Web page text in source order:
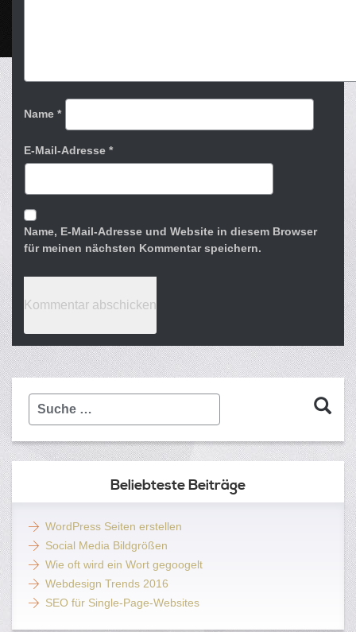
Name *
E-Mail-Adresse *
Name, E-Mail-Adresse und Website in diesem Browser
für meinen nächsten Kommentar speichern.
Suche
Beliebteste Beiträge
WordPress Seiten erstellen
Social Media Bildgrößen
Wie oft wird ein Wort gegoogelt
Webdesign Trends 2016
SEO für Single-Page-Websites